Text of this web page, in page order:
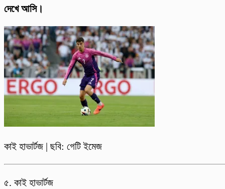
দেখে আসি।
কাই হাভার্টজ | ছবি: গেটি ইমেজ
৫. কাই হাভার্টজ